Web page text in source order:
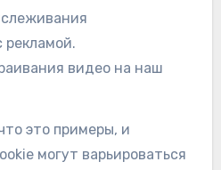
рекламой.
видео на наш
это примеры, и
могут варьироваться